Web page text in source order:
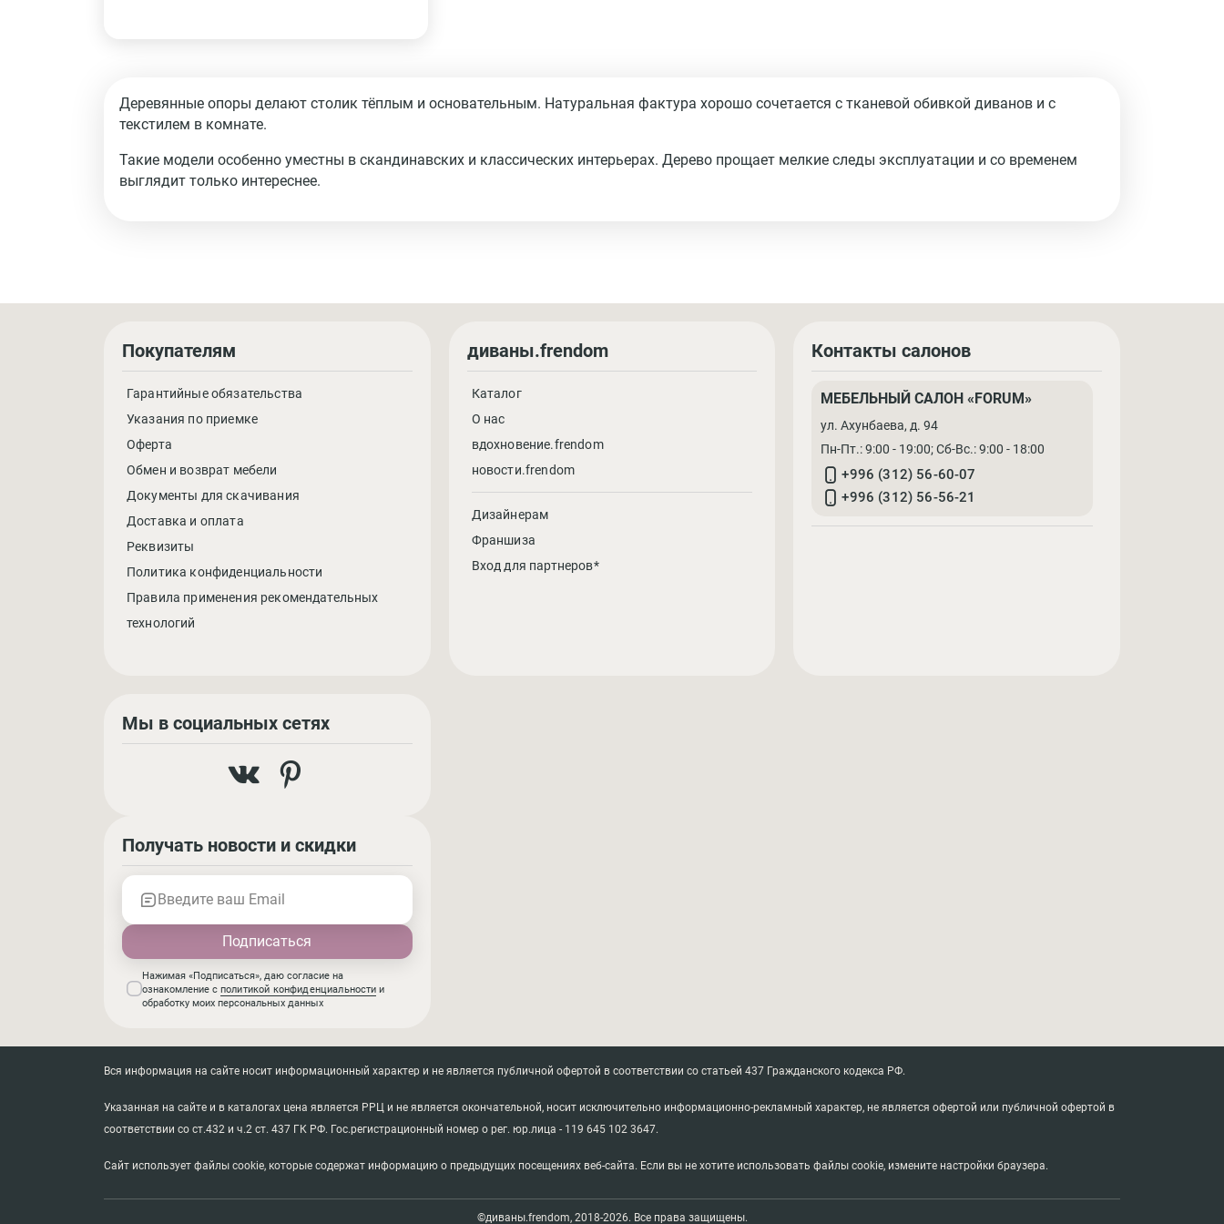
Деревянные опоры делают столик тёплым и основательным. Натуральная фактура хорошо сочетается с тканевой обивкой диванов и с
текстилем в комнате.
Такие модели особенно уместны в скандинавских и классических интерьерах. Дерево прощает мелкие следы эксплуатации и со временем
выглядит только интереснее.
Покупателям
Гарантийные обязательства
Указания по приемке
Оферта
Обмен и возврат мебели
Документы для скачивания
Доставка и оплата
Реквизиты
Политика конфиденциальности
Правила применения рекомендательных
технологий
диваны.frendom
Каталог
О нас
вдохновение.frendom
новости.frendom
Дизайнерам
Франшиза
Вход для партнеров*
Контакты салонов
МЕБЕЛЬНЫЙ САЛОН «FORUM»
ул. Ахунбаева, д. 94
Пн-Пт.: 9:00 - 19:00; Cб-Вс.: 9:00 - 18:00
+996 (312) 56-60-07
+996 (312) 56-56-21
Мы в социальных сетях
Получать новости и скидки
Введите ваш Email
Нажимая «Подписаться», даю согласие на
ознакомление с политикой конфиденциальности и
обработку моих персональных данных
Вся информация на сайте носит информационный характер и не является публичной офертой в соответствии со статьей 437 Гражданского кодекса РФ.
Указанная на сайте и в каталогах цена является РРЦ и не является окончательной, носит исключительно информационно-рекламный характер, не является офертой или публичной офертой в
соответствии со ст.432 и ч.2 ст. 437 ГК РФ. Гос.регистрационный номер о рег. юр.лица - 119 645 102 3647.
Сайт использует файлы cookie, которые содержат информацию о предыдущих посещениях веб-сайта. Если вы не хотите использовать файлы cookie, измените настройки браузера.
©диваны.frendom, 2018-2026. Все права защищены.